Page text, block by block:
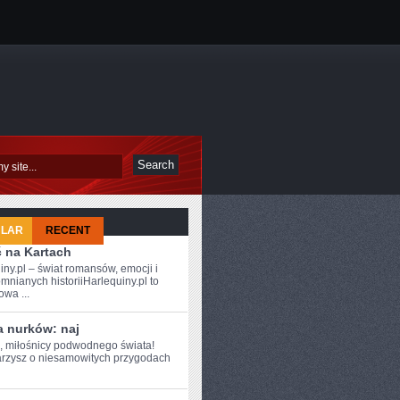
RECENT
na Kartach
– świat romansów, emocji i
historiiHarlequiny.pl to
...
nurków: naj
miłośnicy podwodnego świata!
o ​niesamowitych przygodach